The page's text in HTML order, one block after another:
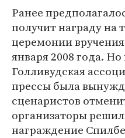
Ранее
получит награду на
церемонии
января 2008 года.
Голливудская
прессы была
сценаристов
организаторы
награждение